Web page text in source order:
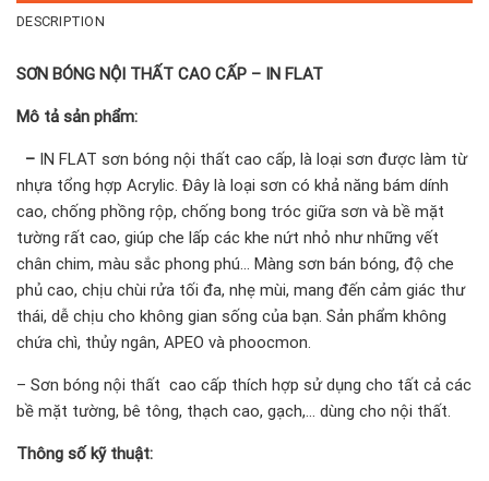
DESCRIPTION
SƠN BÓNG NỘI THẤT CAO CẤP – IN FLAT
Mô tả sản phẩm:
– IN FLAT sơn bóng nội thất cao cấp, là loại sơn được làm từ
nhựa tổng hợp Acrylic. Đây là loại sơn có khả năng bám dính
cao, chống phồng rộp, chống bong tróc giữa sơn và bề mặt
tường rất cao, giúp che lấp các khe nứt nhỏ như những vết
chân chim, màu sắc phong phú… Màng sơn bán bóng, độ che
phủ cao, chịu chùi rửa tối đa, nhẹ mùi, mang đến cảm giác thư
thái, dễ chịu cho không gian sống của bạn. Sản phẩm không
chứa chì, thủy ngân, APEO và phoocmon.
– Sơn bóng nội thất cao cấp thích hợp sử dụng cho tất cả các
bề mặt tường, bê tông, thạch cao, gạch,… dùng cho nội thất.
Thông số kỹ thuật: